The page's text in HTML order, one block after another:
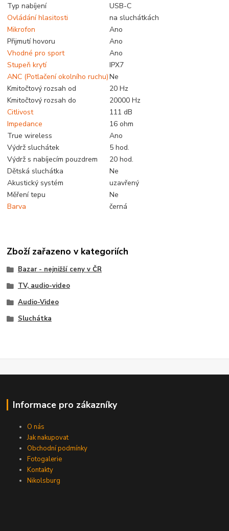
Typ nabíjení
USB-C
Ovládání hlasitosti
na sluchátkách
Mikrofon
Ano
Přijmutí hovoru
Ano
Vhodné pro sport
Ano
Stupeň krytí
IPX7
ANC (Potlačení okolního ruchu)Ne
Kmitočtový rozsah od
20 Hz
Kmitočtový rozsah do
20000 Hz
Citlivost
111 dB
Impedance
16 ohm
True wireless
Ano
Výdrž sluchátek
5 hod.
Výdrž s nabíjecím pouzdrem
20 hod.
Dětská sluchátka
Ne
Akustický systém
uzavřený
Měření tepu
Ne
Barva
černá
Zboží zařazeno v kategoriích
Bazar - nejnižší ceny v ČR
TV, audio-video
Audio-Video
Sluchátka
Informace pro zákazníky
O nás
Jak nakupovat
Obchodní podmínky
Fotogalerie
Kontakty
Nikolsburg